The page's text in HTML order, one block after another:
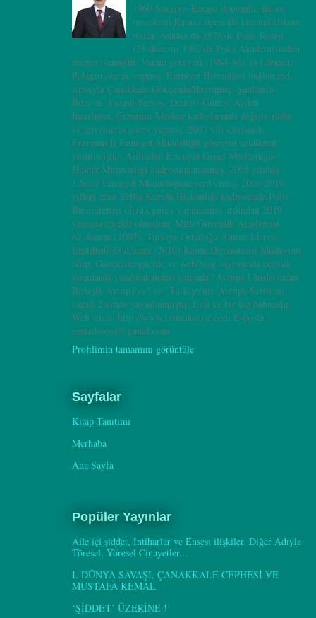
1960 Sakarya-Karasu doğumlu, ilk ve
ortaokulu Karasu ilçesinde tamamladıktan
sonra, Ankara’da 1978'de Polis Koleji
(28.dönem),1982'de Polis Akademisinden
mezun olmuştur. Vatani görevini (1984-86) 181.dönem
P.Atgm olarak yapmış. Emniyet Hizmetleri bağlamında
sırasıyla Çanakkale-Gökçeada/Bayramiç, Şanlıurfa-
Bozova, Yozgat-Yerköy, Denizli-Güney, Aydın-
İncirliova, Erzurum-Merkez kadrolarında değişik rütbe
ve unvanlarla görev yapmış; 2003 yılı içerisinde
Erzurum İl Emniyet Müdürlüğü görevini vekâleten
yürütmüştür. Ardından Emniyet Genel Müdürlüğü-
Hukuk Müşavirliği kadrosuna atanmış, 2005 yılında
1.Sınıf Emniyet Müdürlüğüne terfi etmiş; 2006-2019
yılları arası Teftiş Kurulu Başkanlığı kadrosunda Polis
Başmüfettişi olarak görev yapmasının ardından 2019
yazında emekli olmuştur. Milli Güvenlik Akademisi
62.dönem (2007), Türkiye Ortadoğu Amme İdaresi
Enstitüsü 43.dönem (2010) Kamu Diplomasisi Müdavimi
olup; Gazete/dergilerde ve web/blog sayfasında değişik
konularda yazı/makaleleri yanında "Avrupa Uluslarından
Birleşik Avrupa'ya" ve "Türkiye'nin Avrupa Serüveni"
isimli 2 kitabı yayınlanmıştır. Evli ve bir kız babasıdır.
Web sitesi: http://www.remzikocoz.com E-posta:
remzikocoz@gmail.com
Profilimin tamamını görüntüle
Sayfalar
Kitap Tanıtımı
Merhaba
Ana Sayfa
Popüler Yayınlar
Aile içi şiddet, İntiharlar ve Ensest ilişkiler. Diğer Adıyla
Töresel, Yöresel Cinayetler...
I. DÜNYA SAVAŞI, ÇANAKKALE CEPHESİ VE
MUSTAFA KEMAL
‘ŞİDDET’ ÜZERİNE !